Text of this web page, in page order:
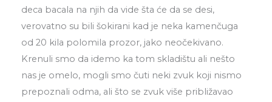
deca bacala na njih da vide šta će da se desi,
verovatno su bili šokirani kad je neka kamenčuga
od 20 kila polomila prozor, jako neočekivano.
Krenuli smo da idemo ka tom skladištu ali nešto
nas je omelo, mogli smo čuti neki zvuk koji nismo
prepoznali odma, ali što se zvuk više približavao